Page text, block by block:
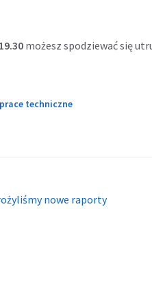
19.30 możesz spodziewać się
prace techniczne
nowe raporty